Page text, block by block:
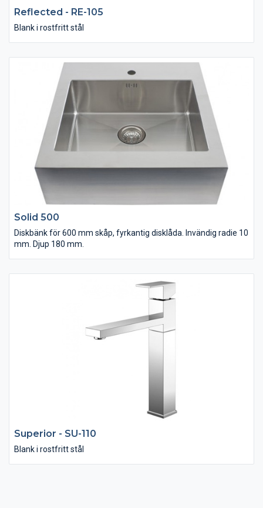
Reflected - RE-105
Blank i rostfritt stål
Solid 500
Diskbänk för 600 mm skåp, fyrkantig disklåda. Invändig radie 10
mm. Djup 180 mm.
Superior - SU-110
Blank i rostfritt stål